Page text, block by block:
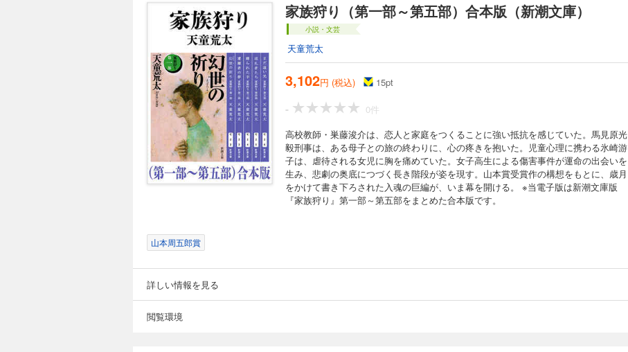
家族狩り（第一部～第五部）合本版（新潮文庫）
小説・文芸
天童荒太
3,102円 (税込) 15pt
-
0件
高校教師・巣藤浚介は、恋人と家庭をつくることに強い抵抗を感じていた。馬見原光
毅刑事は、ある母子との旅の終わりに、心の疼きを抱いた。児童心理に携わる氷崎游
子は、虐待される女児に胸を痛めていた。女子高生による傷害事件が運命の出会いを
生み、悲劇の奥底につづく長き階段が姿を現す。山本賞受賞作の構想をもとに、歳月
をかけて書き下ろされた入魂の巨編が、いま幕を開ける。 ※当電子版は新潮文庫版
『家族狩り』第一部～第五部をまとめた合本版です。
山本周五郎賞
詳しい情報を見る
閲覧環境